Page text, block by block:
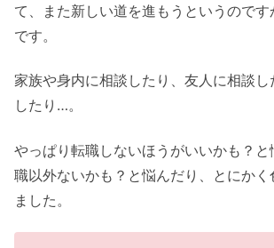
て、また新しい道を進もうというのです
です。
家族や身内に相談したり、友人に相談
したり…。
やっぱり転職しないほうがいいかも？
職以外ないかも？と悩んだり、とにか
ました。